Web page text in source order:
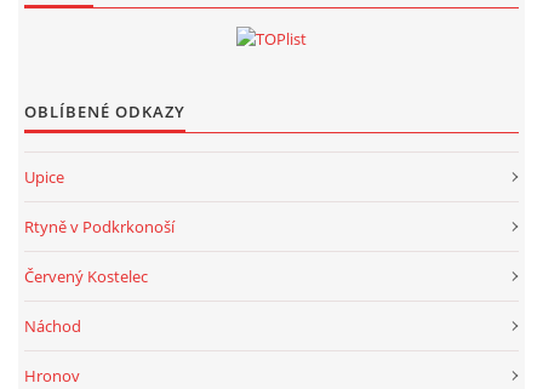
OBLÍBENÉ ODKAZY
Upice
Rtyně v Podkrkonoší
Červený Kostelec
Náchod
Hronov